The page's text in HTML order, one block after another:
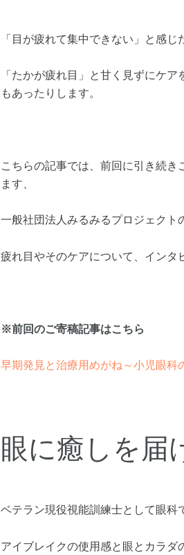
「目が疲れて集中できない」と感じ
「たかが疲れ目」と甘く見ずにケ
もあったりします。
こちらの記事では、前回に引き続
ます、
一般社団法人みるみるプロジェクト
疲れ目やそのケアについて、インタ
※前回のご寄稿記事はこちら
早期発見と治療用めがね～小児眼科
眼に癒しを届
ベテラン現役視能訓練士として眼科
アイブレイクの使用感と眼とカラダ